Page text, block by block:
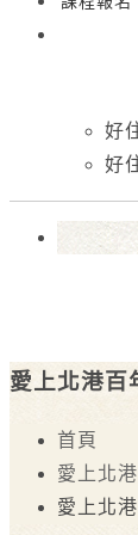
好
好
愛上北港百
首頁
愛上北港
愛上北